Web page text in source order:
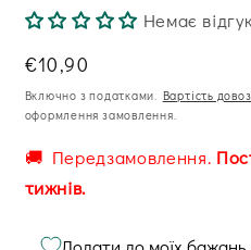
Немає
Звична
ціна
€10,90
Включно з податками. Вартість
оформлення замовлення.
🚚 Передзамовлення.
тижнів.